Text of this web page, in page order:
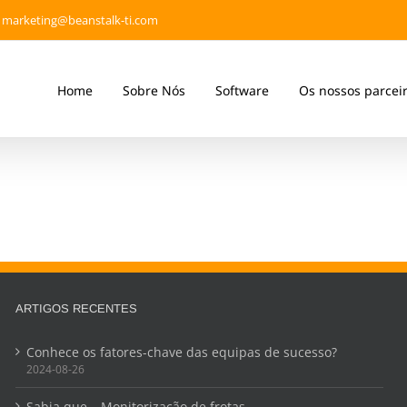
marketing@beanstalk-ti.com
Home Sobre Nós Software Os nossos
ARTIGOS RECENTES
Conhece os fatores-chave das equipas de sucesso?
2024-08-26